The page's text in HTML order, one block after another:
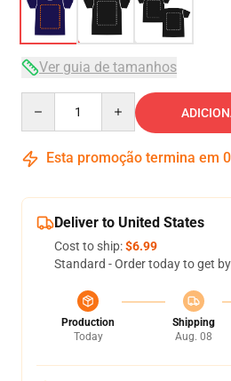
Ver guia de tamanhos
Esta promoção termina em
Deliver to United States
Cost to ship:$6.99
Standard - Order today to get by
Production
Today
Shipping
Aug. 08